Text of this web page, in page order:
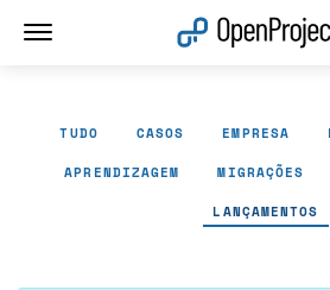
TUDO CASOS EMPRESA
APRENDIZAGEM MIGRAÇÕES
LANÇAMENTOS
Abrir a ligação num novo separador